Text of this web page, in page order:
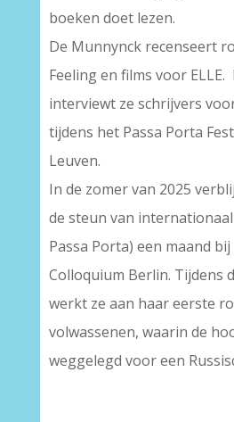
boeken doet lezen.
De Munnynck recenseert
Feeling en films voor
interviewt ze schrijvers
tijdens het Passa Porta
Leuven.
In de zomer van 2025
de steun van
Passa Porta) een maand
Colloquium Berlin. Tijdens
werkt ze aan haar eerste
volwassenen, waarin de
weggelegd voor een